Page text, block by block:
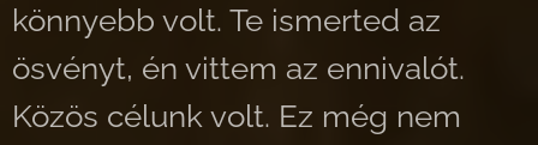
könnyebb volt. Te ismerted az
ösvényt, én vittem az ennivalót.
Közös célunk volt. Ez még nem